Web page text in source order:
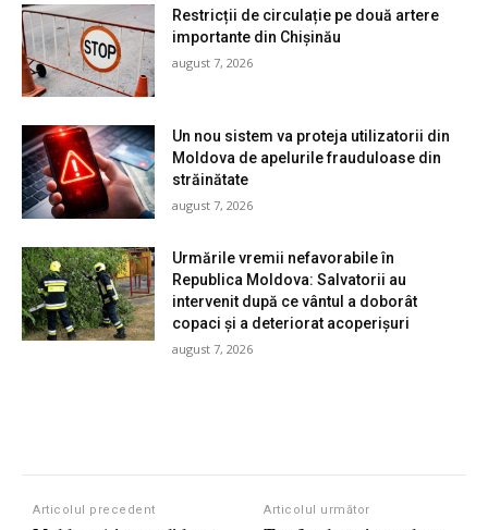
Restricții de circulație pe două artere
importante din Chișinău
august 7, 2026
Un nou sistem va proteja utilizatorii din
Moldova de apelurile frauduloase din
străinătate
august 7, 2026
Urmările vremii nefavorabile în
Republica Moldova: Salvatorii au
intervenit după ce vântul a doborât
copaci și a deteriorat acoperișuri
august 7, 2026
Articolul precedent Articolul următor